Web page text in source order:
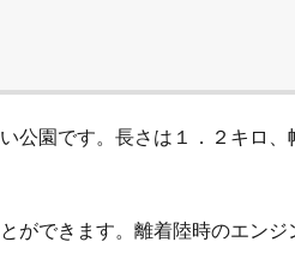
公園です。長さは１．２キロ、
ができます。離着陸時のエンジ